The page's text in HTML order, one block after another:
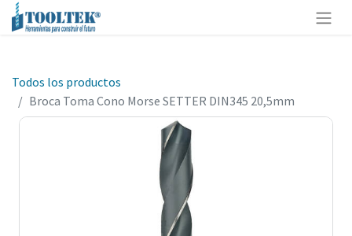
Todos los productos
Broca Toma Cono Morse SETTER DIN345 20,5mm